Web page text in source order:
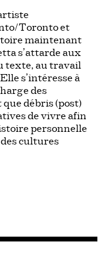
Toronto et
maintenant
s’attarde aux
texte, au travail
s’intéresse à
des
débris (post)
de vivre afin
personnelle
cultures
Archive,